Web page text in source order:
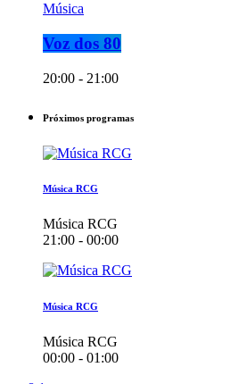
Música
Voz dos 80
20:00 - 21:00
Próximos programas
Música RCG
Música RCG
21:00 - 00:00
Música RCG
Música RCG
00:00 - 01:00